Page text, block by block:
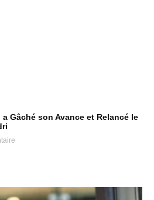
Gâché son Avance et Relancé le